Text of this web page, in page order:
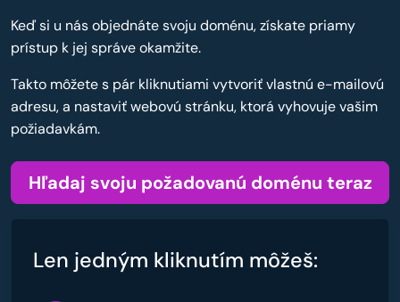
Keď si u nás objednáte svoju doménu, získate priamy
prístup k jej správe okamžite.
Takto môžete s pár kliknutiami vytvoriť vlastnú e-mailovú
adresu, a nastaviť webovú stránku, ktorá vyhovuje vašim
požiadavkám.
Hľadaj svoju požadovanú doménu teraz
Len jedným kliknutím môžeš: